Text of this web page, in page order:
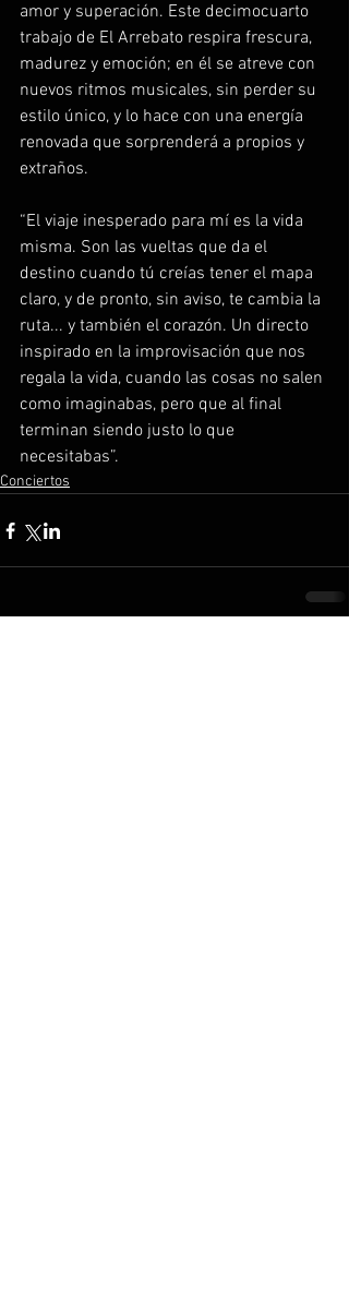
amor y superación. Este decimocuarto
trabajo de El Arrebato respira frescura,
madurez y emoción; en él se atreve con
nuevos ritmos musicales, sin perder su
estilo único, y lo hace con una energía
renovada que sorprenderá a propios y
extraños.
“El viaje inesperado para mí es la vida
misma. Son las vueltas que da el
destino cuando tú creías tener el mapa
claro, y de pronto, sin aviso, te cambia la
ruta... y también el corazón. Un directo
inspirado en la improvisación que nos
regala la vida, cuando las cosas no salen
como imaginabas, pero que al final
terminan siendo justo lo que
necesitabas”.
Conciertos